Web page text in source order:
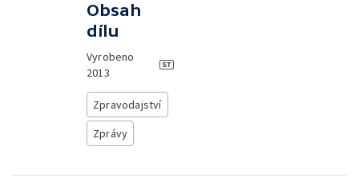
Obsah
dílu
Vyrobeno
2013
Zpravodajství
Zprávy